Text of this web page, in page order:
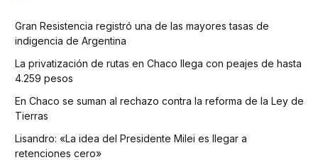
Gran Resistencia registró una de las mayores tasas de
indigencia de Argentina
La privatización de rutas en Chaco llega con peajes de hasta
4.259 pesos
En Chaco se suman al rechazo contra la reforma de la Ley de
Tierras
Lisandro: «La idea del Presidente Milei es llegar a
retenciones cero»